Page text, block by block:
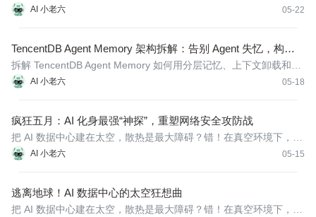
AI 小老六 05-22
真正变成可靠交付系统。
TencentDB Agent Memory 架构拆解：告别 Agent 失忆，构建四
层可追溯记忆与上下文治理系统
AI 小老六 05-18
拆解 TencentDB Agent Memory 如何用分层记忆、上下文卸载和降
级检索，让 Agent 留住工作现场。
疯狂五月：AI 化身最强“神探”，重塑网络安全攻防战
AI 小老六 05-15
把 AI 数据中心建在太空，散热是最大障碍？错！在真空环境下，热
辐射的散热效率极高。只要部署足够大的遮阳散热板，太空完全能
逃离地球！AI 数据中心的太空狂想曲
把 AI 数据中心建在太空，散热是最大障碍？错！在真空环境下，热